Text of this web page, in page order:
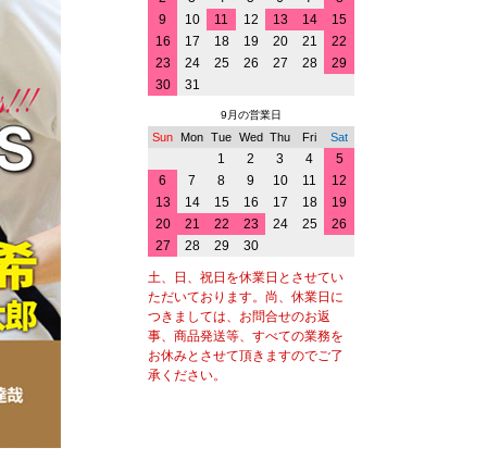
9
10 11 12 13 14
15
16
17 18 19 20 21
22
23
24 25 26 27 28
29
30
31
9月の営業日
Sun Mon Tue Wed Thu Fri Sat
1 2 3 4
5
6
7 8 9 10 11
12
13
14 15 16 17 18
19
20
21 22 23 24 25
26
27
28 29 30
土、日、祝日を休業日とさせてい
ただいております。尚、休業日に
つきましては、お問合せのお返
事、商品発送等、すべての業務を
お休みとさせて頂きますのでご了
承ください。